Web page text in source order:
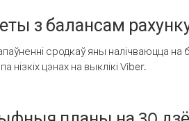
з балансам
сродкаў яны налічваюцца
нізкіх цэнах на выклікі Viber.